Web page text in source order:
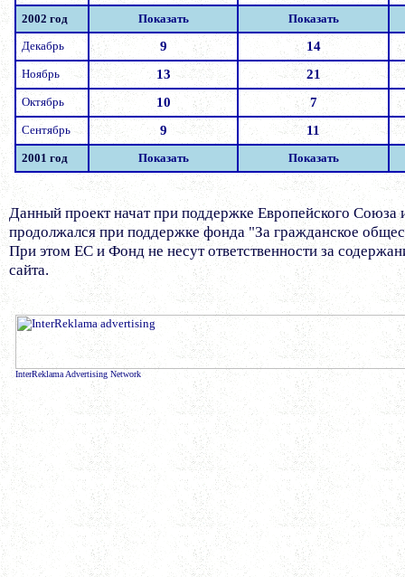
2002 год Показать
Показать
Декабрь
9 14
Ноябрь 13 21
Октябрь 10 7
Сентябрь 9 11
2001 год Показать Показать
Данный проект начат при поддержке Европейского Союза
продолжался при поддержке фонда "За гражданское
При этом ЕС и Фонд не несут ответственности за
сайта.
InterReklama Advertising Network